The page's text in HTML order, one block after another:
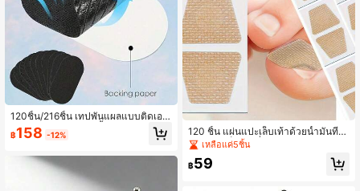
120ชิ้น/216ชิ้น เทปพันแผลแบบติดเอง
ได้, เทปกระชับกล้ามเนื้อระบายอากาศไ
ด้ 8 สี สำหรับการใช้งานกีฬาประจำวัน
ปาก
฿158 -12%
120 ชิ้น แผ่นแปะเล็บเท้าด้วยน้ำมันทีท
รี สำหรับเล็บเท้าที่เปราะบาง เหลือง หน
าขึ้น เปลี่ยนสี และแตกหัก สามารถสวม
ใส่กับรองเท้าได้โดยไม่เห็น เป็นมิตรกับ
เหลือแค่5ชิ้น
฿59